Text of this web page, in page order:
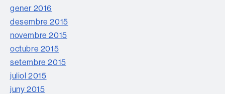
gener 2016
desembre 2015
novembre 2015
octubre 2015
setembre 2015
juliol 2015
juny 2015